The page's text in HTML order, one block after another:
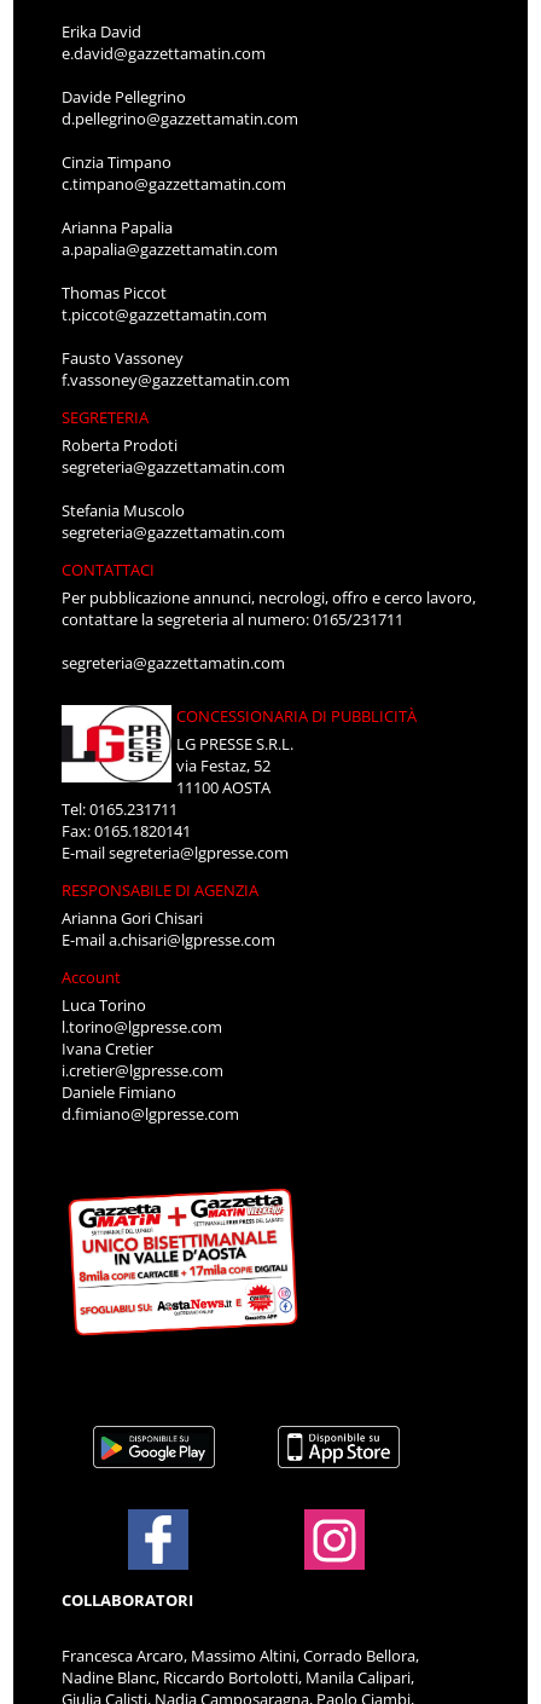
Erika David
e.david@gazzettamatin.com
Davide Pellegrino
d.pellegrino@gazzettamatin.com
Cinzia Timpano
c.timpano@gazzettamatin.com
Arianna Papalia
a.papalia@gazzettamatin.com
Thomas Piccot
t.piccot@gazzettamatin.com
Fausto Vassoney
f.vassoney@gazzettamatin.com
SEGRETERIA
Roberta Prodoti
segreteria@gazzettamatin.com
Stefania Muscolo
segreteria@gazzettamatin.com
CONTATTACI
Per pubblicazione annunci, necrologi, offro e cerco lavoro,
contattare la segreteria al numero: 0165/231711
segreteria@gazzettamatin.com
CONCESSIONARIA DI PUBBLICITÀ
LG PRESSE S.R.L.
via Festaz, 52
11100 AOSTA
Tel: 0165.231711
Fax: 0165.1820141
E-mailsegreteria@lgpresse.com
RESPONSABILE DI AGENZIA
Arianna Gori Chisari
E-maila.chisari@lgpresse.com
Account
Luca Torino
l.torino@lgpresse.com
Ivana Cretier
i.cretier@lgpresse.com
Daniele Fimiano
d.fimiano@lgpresse.com
COLLABORATORI
Francesca Arcaro, Massimo Altini, Corrado Bellora,
Nadine Blanc, Riccardo Bortolotti, Manila Calipari,
Giulia Calisti, Nadia Camposaragna, Paolo Ciambi,